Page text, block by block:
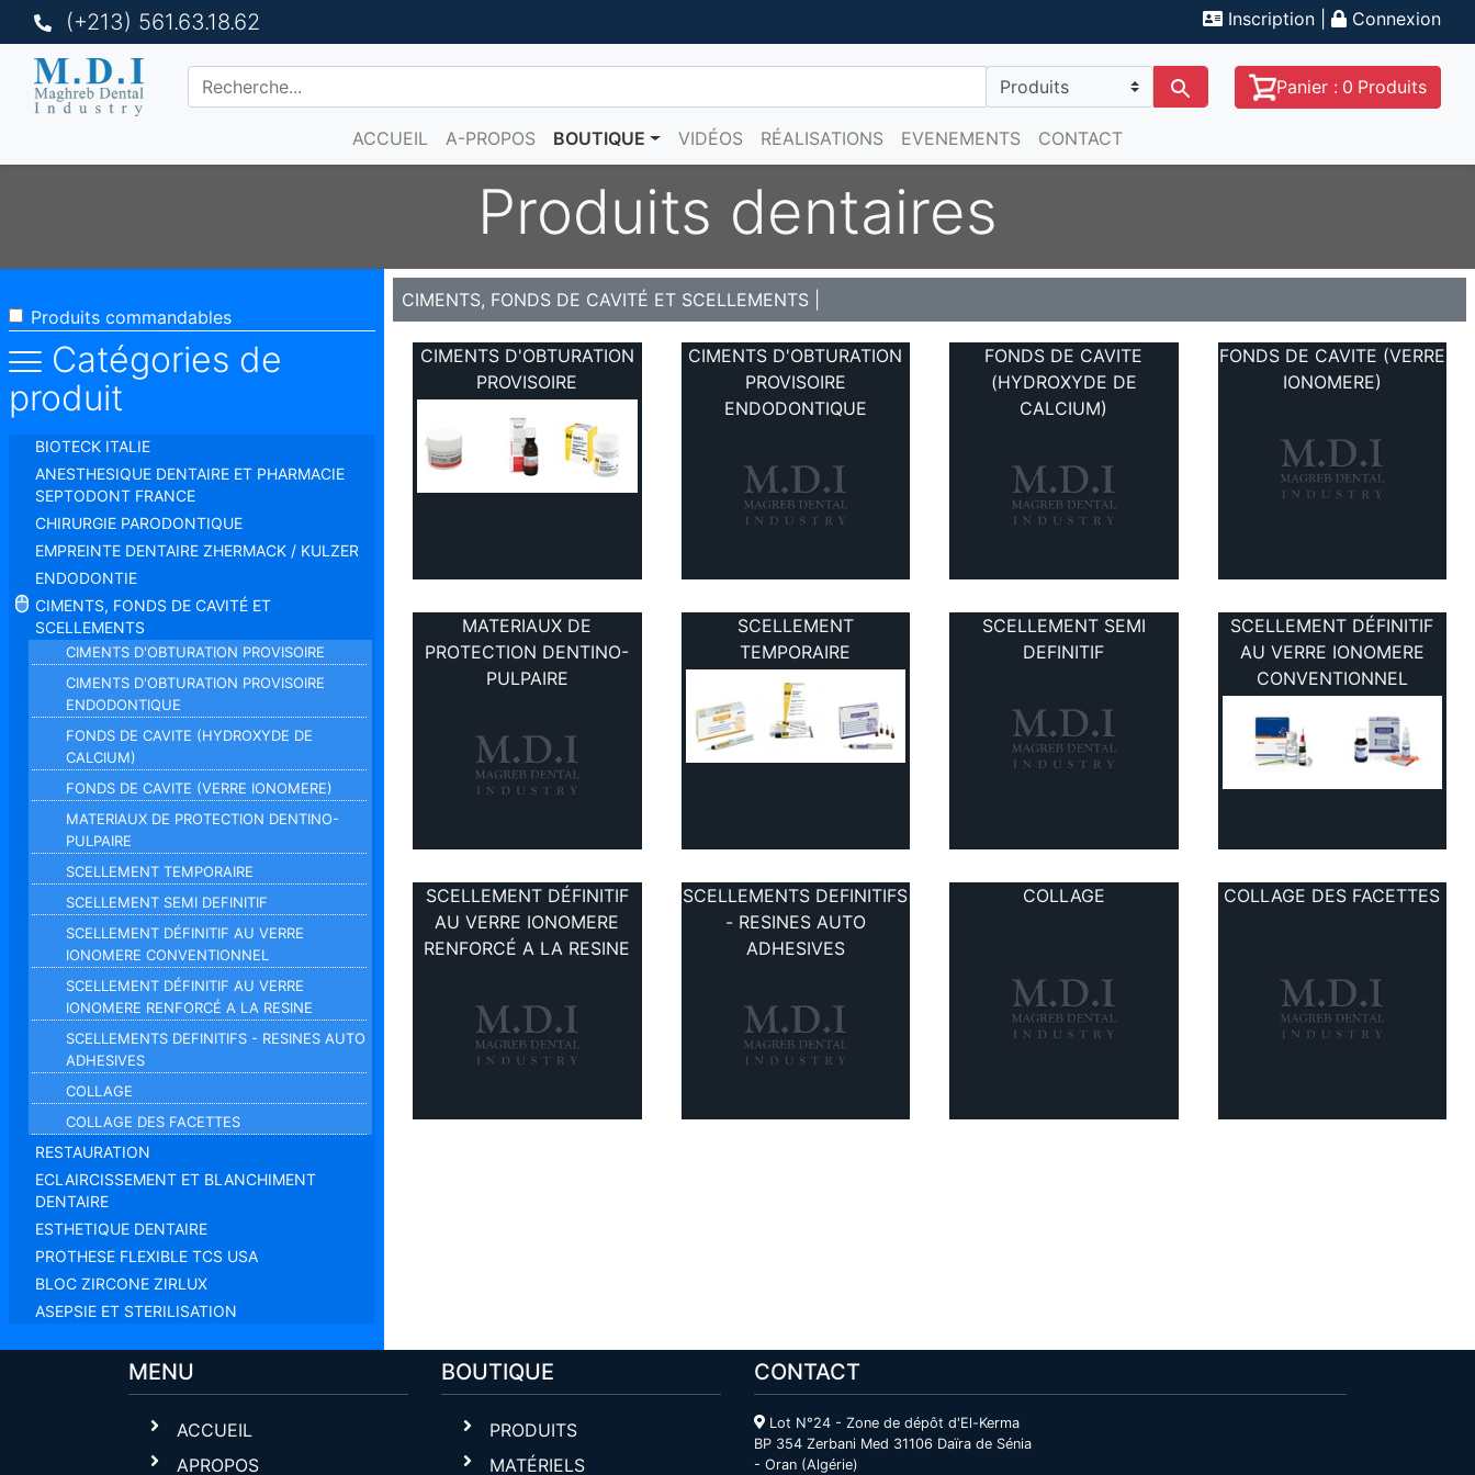
(+213) 561.63.18.62 Inscription Connexion
Panier : 0 Produits
ACCUEIL A-PROPOS BOUTIQUE VIDÉOS RÉALISATIONS EVENEMENTS CONTACT
Produits dentaires
Produits commandables
Catégories de
produit
BIOTECK ITALIE
ANESTHESIQUE DENTAIRE ET PHARMACIE
SEPTODONT FRANCE
CHIRURGIE PARODONTIQUE
EMPREINTE DENTAIRE ZHERMACK / KULZER
ENDODONTIE
CIMENTS, FONDS DE CAVITÉ ET
SCELLEMENTS
CIMENTS D'OBTURATION PROVISOIRE
CIMENTS D'OBTURATION PROVISOIRE
ENDODONTIQUE
FONDS DE CAVITE (HYDROXYDE DE
CALCIUM)
FONDS DE CAVITE (VERRE IONOMERE)
MATERIAUX DE PROTECTION DENTINO-
PULPAIRE
SCELLEMENT TEMPORAIRE
SCELLEMENT SEMI DEFINITIF
SCELLEMENT DÉFINITIF AU VERRE
IONOMERE CONVENTIONNEL
SCELLEMENT DÉFINITIF AU VERRE
IONOMERE RENFORCÉ A LA RESINE
SCELLEMENTS DEFINITIFS - RESINES AUTO
ADHESIVES
COLLAGE
COLLAGE DES FACETTES
RESTAURATION
ECLAIRCISSEMENT ET BLANCHIMENT
DENTAIRE
ESTHETIQUE DENTAIRE
PROTHESE FLEXIBLE TCS USA
BLOC ZIRCONE ZIRLUX
ASEPSIE ET STERILISATION
CIMENTS, FONDS DE CAVITÉ ET SCELLEMENTS
CIMENTS D'OBTURATION
PROVISOIRE
CIMENTS D'OBTURATION
PROVISOIRE
ENDODONTIQUE
FONDS DE CAVITE
(HYDROXYDE DE
CALCIUM)
FONDS DE CAVITE (VERRE
IONOMERE)
MATERIAUX DE
PROTECTION DENTINO-
PULPAIRE
SCELLEMENT
TEMPORAIRE
SCELLEMENT SEMI
DEFINITIF
SCELLEMENT DÉFINITIF
AU VERRE IONOMERE
CONVENTIONNEL
SCELLEMENT DÉFINITIF
AU VERRE IONOMERE
RENFORCÉ A LA RESINE
SCELLEMENTS DEFINITIFS
- RESINES AUTO
ADHESIVES
COLLAGE COLLAGE DES FACETTES
MENU
ACCUEIL
APROPOS
BOUTIQUE
PRODUITS
MATÉRIELS
CONTACT
Lot N°24 - Zone de dépôt d'El-Kerma
BP 354 Zerbani Med 31106 Daïra de Sénia
- Oran (Algérie)